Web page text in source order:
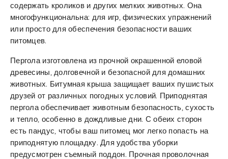
содержать кроликов и других мелких животных. Она
многофункциональна: для игр, физических упражнений
или просто для обеспечения безопасности ваших
питомцев.
Пергола изготовлена из прочной окрашенной еловой
древесины, долговечной и безопасной для домашних
животных. Битумная крыша защищает ваших пушистых
друзей от различных погодных условий. Приподнятая
пергола обеспечивает животным безопасность, сухость
и тепло, особенно в дождливые дни. С обеих сторон
есть пандус, чтобы ваш питомец мог легко попасть на
приподнятую площадку. Для удобства уборки
предусмотрен съемный поддон. Прочная проволочная